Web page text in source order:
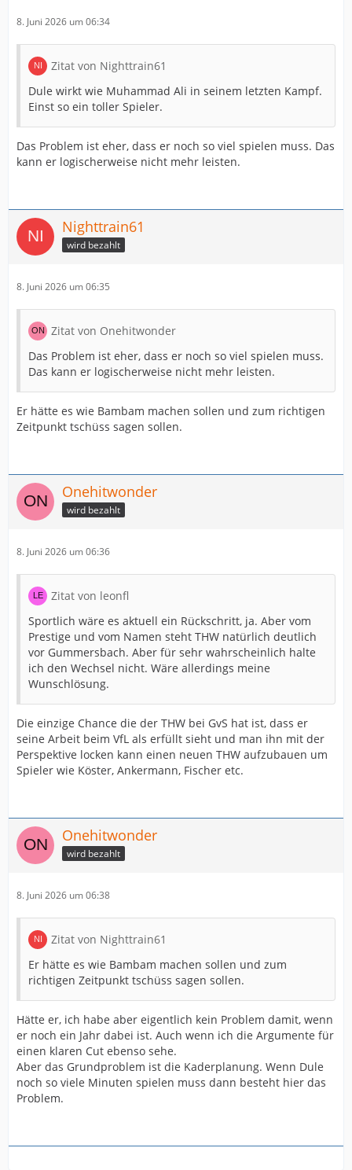
8. Juni 2026 um 06:34
Zitat von Nighttrain61
Dule wirkt wie Muhammad Ali in seinem letzten Kampf.
Einst so ein toller Spieler.
Das Problem ist eher, dass er noch so viel spielen muss. Das
kann er logischerweise nicht mehr leisten.
Nighttrain61
wird bezahlt
8. Juni 2026 um 06:35
Zitat von Onehitwonder
Das Problem ist eher, dass er noch so viel spielen muss.
Das kann er logischerweise nicht mehr leisten.
Er hätte es wie Bambam machen sollen und zum richtigen
Zeitpunkt tschüss sagen sollen.
Onehitwonder
wird bezahlt
8. Juni 2026 um 06:36
Zitat von leonfl
Sportlich wäre es aktuell ein Rückschritt, ja. Aber vom
Prestige und vom Namen steht THW natürlich deutlich
vor Gummersbach. Aber für sehr wahrscheinlich halte
ich den Wechsel nicht. Wäre allerdings meine
Wunschlösung.
Die einzige Chance die der THW bei GvS hat ist, dass er
seine Arbeit beim VfL als erfüllt sieht und man ihn mit der
Perspektive locken kann einen neuen THW aufzubauen um
Spieler wie Köster, Ankermann, Fischer etc.
Onehitwonder
wird bezahlt
8. Juni 2026 um 06:38
Zitat von Nighttrain61
Er hätte es wie Bambam machen sollen und zum
richtigen Zeitpunkt tschüss sagen sollen.
Hätte er, ich habe aber eigentlich kein Problem damit, wenn
er noch ein Jahr dabei ist. Auch wenn ich die Argumente für
einen klaren Cut ebenso sehe.
Aber das Grundproblem ist die Kaderplanung. Wenn Dule
noch so viele Minuten spielen muss dann besteht hier das
Problem.